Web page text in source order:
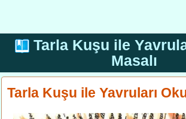
Tarla Kuşu ile
Masalı
Tarla Kuşu ile Yavruları